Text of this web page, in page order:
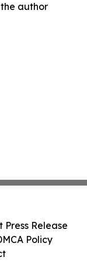
author
Press Release
Policy